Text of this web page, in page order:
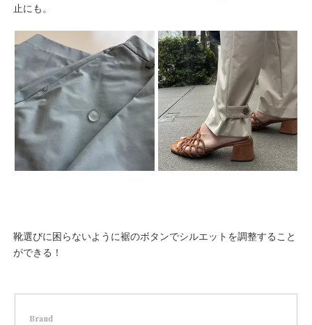
止にも。
靴選びに困らないように裾のボタンでシルエットを調整すること
ができる！
Brand